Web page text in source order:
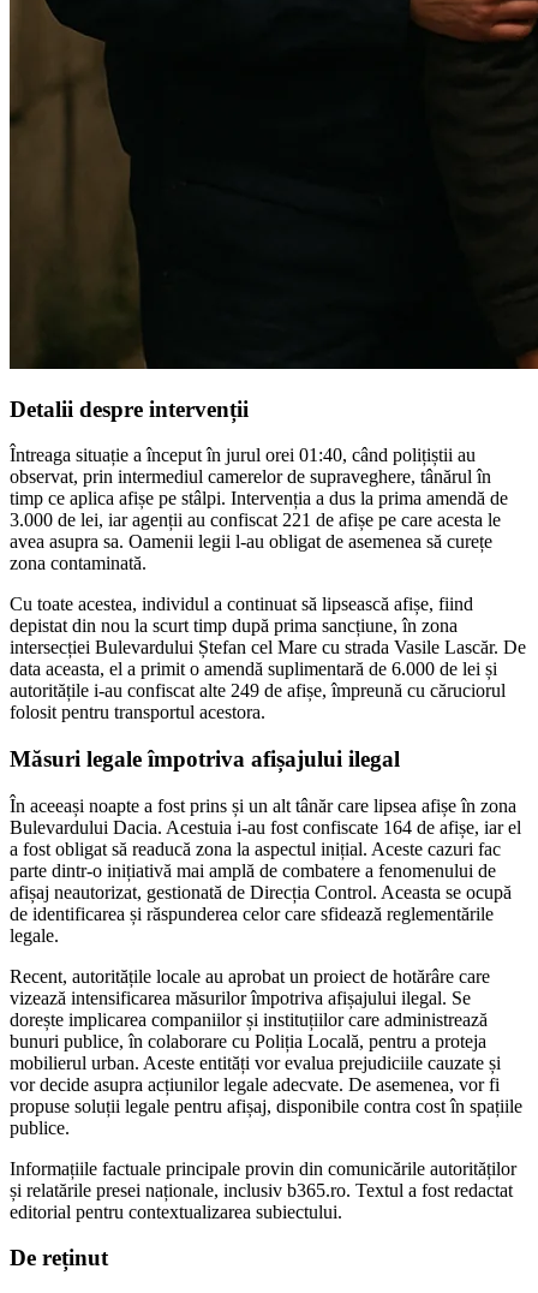
Detalii despre intervenții
Întreaga situație a început în jurul orei 01:40, când polițiștii au
observat, prin intermediul camerelor de supraveghere, tânărul în
timp ce aplica afișe pe stâlpi. Intervenția a dus la prima amendă de
3.000 de lei, iar agenții au confiscat 221 de afișe pe care acesta le
avea asupra sa. Oamenii legii l-au obligat de asemenea să curețe
zona contaminată.
Cu toate acestea, individul a continuat să lipsească afișe, fiind
depistat din nou la scurt timp după prima sancțiune, în zona
intersecției Bulevardului Ștefan cel Mare cu strada Vasile Lascăr. De
data aceasta, el a primit o amendă suplimentară de 6.000 de lei și
autoritățile i-au confiscat alte 249 de afișe, împreună cu căruciorul
folosit pentru transportul acestora.
Măsuri legale împotriva afișajului ilegal
În aceeași noapte a fost prins și un alt tânăr care lipsea afișe în zona
Bulevardului Dacia. Acestuia i-au fost confiscate 164 de afișe, iar el
a fost obligat să readucă zona la aspectul inițial. Aceste cazuri fac
parte dintr-o inițiativă mai amplă de combatere a fenomenului de
afișaj neautorizat, gestionată de Direcția Control. Aceasta se ocupă
de identificarea și răspunderea celor care sfidează reglementările
legale.
Recent, autoritățile locale au aprobat un proiect de hotărâre care
vizează intensificarea măsurilor împotriva afișajului ilegal. Se
dorește implicarea companiilor și instituțiilor care administrează
bunuri publice, în colaborare cu Poliția Locală, pentru a proteja
mobilierul urban. Aceste entități vor evalua prejudiciile cauzate și
vor decide asupra acțiunilor legale adecvate. De asemenea, vor fi
propuse soluții legale pentru afișaj, disponibile contra cost în spațiile
publice.
Informațiile factuale principale provin din comunicările autorităților
și relatările presei naționale, inclusiv b365.ro. Textul a fost redactat
editorial pentru contextualizarea subiectului.
De reținut